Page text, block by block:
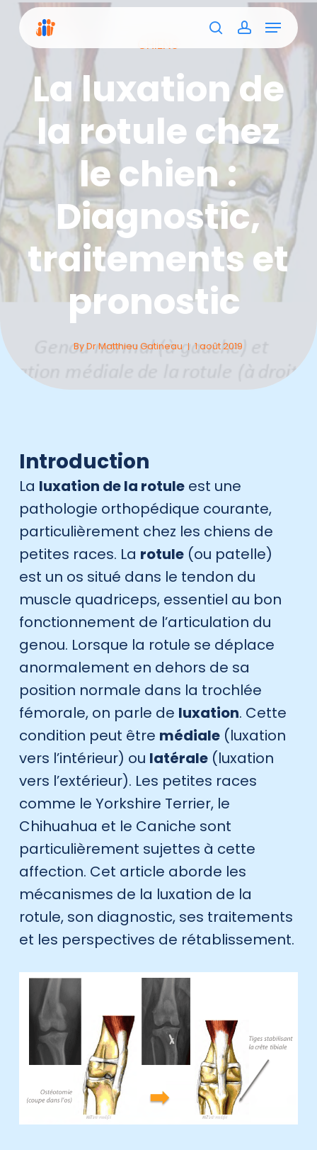
Skip
main
content
account
Menu
CHIENS
La luxation de
la rotule chez
le chien :
Diagnostic,
traitements et
pronostic
ByDr Matthieu Gatineau 1 août 2019
Introduction
La luxation de la rotuleest une
pathologie orthopédique courante,
particulièrement chez les chiens de
petites races. La rotule(ou patelle)
est un os situé dans le tendon du
muscle quadriceps, essentiel au bon
fonctionnement de l’articulation du
genou. Lorsque la rotule se déplace
anormalement en dehors de sa
position normale dans la trochlée
fémorale, on parle de luxation. Cette
condition peut être médiale(luxation
vers l’intérieur) ou latérale(luxation
vers l’extérieur). Les petites races
comme le Yorkshire Terrier, le
Chihuahua et le Caniche sont
particulièrement sujettes à cette
affection. Cet article aborde les
mécanismes de la luxation de la
rotule, son diagnostic, ses traitements
et les perspectives de rétablissement.
Close